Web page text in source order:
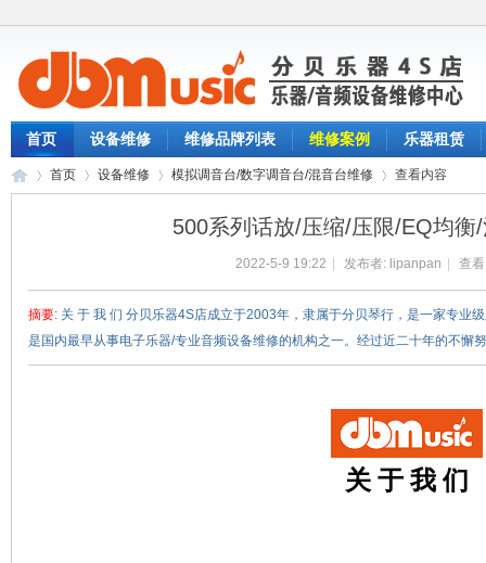
首页 设备维修 维修品牌列表 维修案例 乐器租赁
首页 设备维修 模拟调音台/数字调音台/混音台维修
›
查看内容
500系列话放/压缩/压限/EQ均衡
2022-5-9 19:22 发布者: lipanpan 查
摘要: 关 于 我 们 分贝乐器4S店成立于2003年，隶属于分贝琴行，是一家专业
是国内最早从事电子乐器/专业音频设备维修的机构之一。经过近二十年的不懈
关 于 我 们